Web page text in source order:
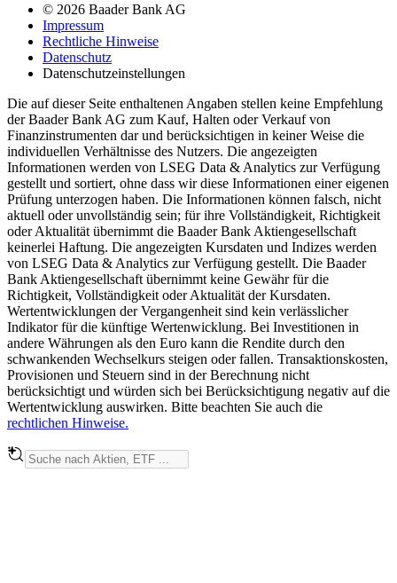
© 2026 Baader Bank AG
Impressum
Rechtliche Hinweise
Datenschutz
Datenschutzeinstellungen
Die auf dieser Seite enthaltenen Angaben stellen keine Empfehlung
der Baader Bank AG zum Kauf, Halten oder Verkauf von
Finanzinstrumenten dar und berücksichtigen in keiner Weise die
individuellen Verhältnisse des Nutzers. Die angezeigten
Informationen werden von LSEG Data & Analytics zur Verfügung
gestellt und sortiert, ohne dass wir diese Informationen einer eigenen
Prüfung unterzogen haben. Die Informationen können falsch, nicht
aktuell oder unvollständig sein; für ihre Vollständigkeit, Richtigkeit
oder Aktualität übernimmt die Baader Bank Aktiengesellschaft
keinerlei Haftung. Die angezeigten Kursdaten und Indizes werden
von LSEG Data & Analytics zur Verfügung gestellt. Die Baader
Bank Aktiengesellschaft übernimmt keine Gewähr für die
Richtigkeit, Vollständigkeit oder Aktualität der Kursdaten.
Wertentwicklungen der Vergangenheit sind kein verlässlicher
Indikator für die künftige Wertenwicklung. Bei Investitionen in
andere Währungen als den Euro kann die Rendite durch den
schwankenden Wechselkurs steigen oder fallen. Transaktionskosten,
Provisionen und Steuern sind in der Berechnung nicht
berücksichtigt und würden sich bei Berücksichtigung negativ auf die
Wertentwicklung auswirken. Bitte beachten Sie auch die
rechtlichen Hinweise.